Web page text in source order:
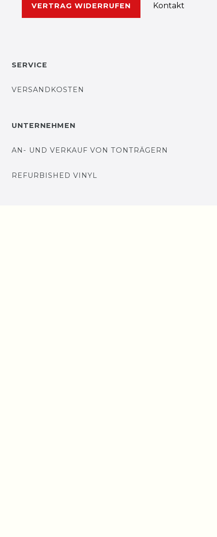
VERTRAG WIDERRUFEN Kontakt
SERVICE
VERSANDKOSTEN
UNTERNEHMEN
AN- UND VERKAUF VON TONTRÄGERN
REFURBISHED VINYL